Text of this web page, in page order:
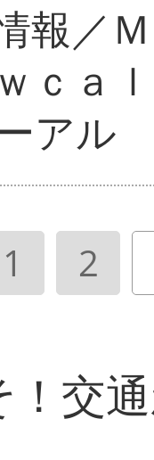
報／
ｃａ
アル
1 2
！交